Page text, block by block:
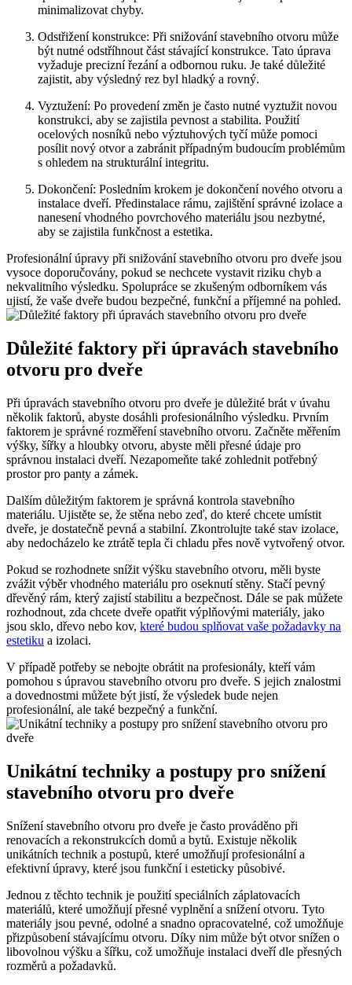
minimalizovat chyby.
Odstřižení konstrukce: Při snižování stavebního otvoru může
být nutné odstříhnout část stávající konstrukce. Tato úprava
vyžaduje precizní řezání a odbornou ruku. Je také důležité
zajistit, aby výsledný rez byl hladký a rovný.
Vyztužení: Po provedení změn je často nutné vyztužit novou
konstrukci, aby se zajistila pevnost a stabilita. Použití
ocelových nosníků nebo výztuhových tyčí může pomoci
posílit nový otvor a zabránit případným budoucím problémům
s ohledem na strukturální integritu.
Dokončení: Posledním krokem je dokončení nového otvoru a
instalace dveří. Předinstalace rámu, zajištění správné izolace a
nanesení vhodného povrchového materiálu jsou nezbytné,
aby se zajistila funkčnost a estetika.
Profesionální úpravy při snižování stavebního otvoru pro dveře jsou
vysoce doporučovány, pokud se nechcete vystavit riziku chyb a
nekvalitního výsledku. Spolupráce se zkušeným odborníkem vás
ujistí, že vaše dveře budou bezpečné, funkční a příjemné na pohled.
Důležité faktory při úpravách stavebního
otvoru pro dveře
Při úpravách stavebního otvoru pro dveře je důležité brát v úvahu
několik faktorů, abyste dosáhli profesionálního výsledku. Prvním
faktorem je správné rozměření stavebního otvoru. Začněte měřením
výšky, šířky a hloubky otvoru, abyste měli přesné údaje pro
správnou instalaci dveří. Nezapomeňte také zohlednit potřebný
prostor pro panty a zámek.
Dalším důležitým faktorem je správná kontrola stavebního
materiálu. Ujistěte se, že stěna nebo zeď, do které chcete umístit
dveře, je dostatečně pevná a stabilní. Zkontrolujte také stav izolace,
aby nedocházelo ke ztrátě tepla či chladu přes nově vytvořený otvor.
Pokud se rozhodnete snížit výšku stavebního otvoru, měli byste
zvážit výběr vhodného materiálu pro oseknutí stěny. Stačí pevný
dřevěný rám, který zajistí stabilitu a bezpečnost. Dále se pak můžete
rozhodnout, zda chcete dveře opatřit výplňovými materiály, jako
jsou sklo, dřevo nebo kov, které budou splňovat vaše požadavky na
estetiku a izolaci.
V případě potřeby se nebojte obrátit na profesionály, kteří vám
pomohou s úpravou stavebního otvoru pro dveře. S jejich znalostmi
a dovednostmi můžete být jistí, že výsledek bude nejen
profesionální, ale také bezpečný a funkční.
Unikátní techniky a postupy pro snížení
stavebního otvoru pro dveře
Snížení stavebního otvoru pro dveře je často prováděno při
renovacích a rekonstrukcích domů a bytů. Existuje několik
unikátních technik a postupů, které umožňují profesionální a
efektivní úpravy, které jsou funkční i esteticky působivé.
Jednou z těchto technik je použití speciálních záplatovacích
materiálů, které umožňují přesné vyplnění a snížení otvoru. Tyto
materiály jsou pevné, odolné a snadno opracovatelné, což umožňuje
přizpůsobení stávajícímu otvoru. Díky nim může být otvor snížen o
libovolnou výšku a šířku, což umožňuje instalaci dveří dle přesných
rozměrů a požadavků.